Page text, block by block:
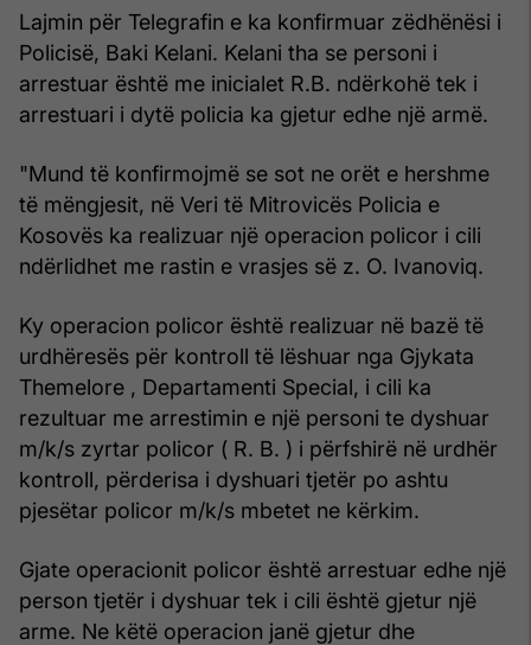
Lajmin për Telegrafin e ka konfirmuar zëdhënësi i
Policisë, Baki Kelani. Kelani tha se personi i
arrestuar është me inicialet R.B. ndërkohë tek i
arrestuari i dytë policia ka gjetur edhe një armë.
"Mund të konfirmojmë se sot ne orët e hershme
të mëngjesit, në Veri të Mitrovicës Policia e
Kosovës ka realizuar një operacion policor i cili
ndërlidhet me rastin e vrasjes së z. O. Ivanoviq.
Ky operacion policor është realizuar në bazë të
urdhëresës për kontroll të lëshuar nga Gjykata
Themelore , Departamenti Special, i cili ka
rezultuar me arrestimin e një personi te dyshuar
m/k/s zyrtar policor ( R. B. ) i përfshirë në urdhër
kontroll, përderisa i dyshuari tjetër po ashtu
pjesëtar policor m/k/s mbetet ne kërkim.
Gjate operacionit policor është arrestuar edhe një
person tjetër i dyshuar tek i cili është gjetur një
arme. Ne këtë operacion janë gjetur dhe